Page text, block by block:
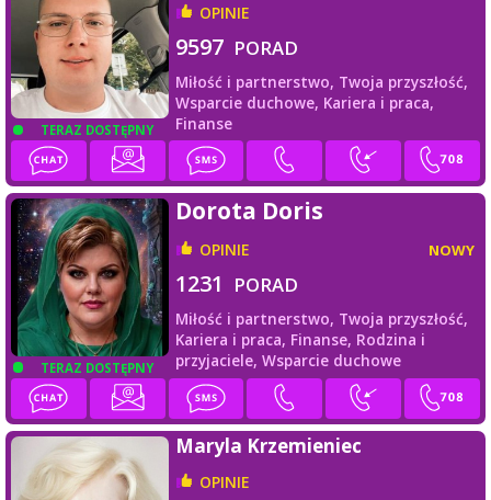
TERAZ DOSTĘPNY
OPINIE
9597 PORAD
Miłość i partnerstwo, Twoja przyszłość,
Wsparcie duchowe, Kariera i praca,
Finanse
TERAZ DOSTĘPNY
Dorota Doris
OPINIE NOWY
1231 PORAD
Miłość i partnerstwo, Twoja przyszłość,
Kariera i praca, Finanse, Rodzina i
przyjaciele, Wsparcie duchowe
Maryla Krzemieniec
OPINIE